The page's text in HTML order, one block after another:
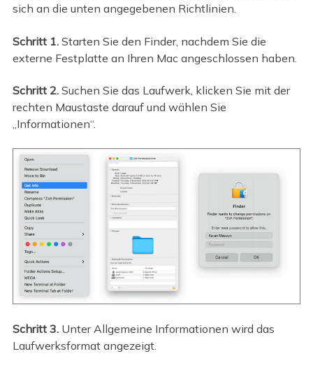
sich an die unten angegebenen Richtlinien.
Schritt 1.Starten Sie den Finder, nachdem Sie die
externe Festplatte an Ihren Mac angeschlossen haben.
Schritt 2.Suchen Sie das Laufwerk, klicken Sie mit der
rechten Maustaste darauf und wählen Sie
„Informationen“.
Schritt 3.Unter Allgemeine Informationen wird das
Laufwerksformat angezeigt.